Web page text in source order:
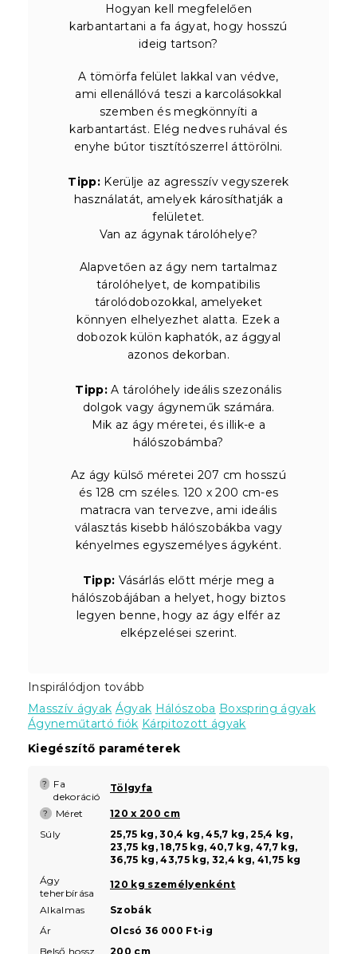
Hogyan kell megfelelően
karbantartani a fa ágyat, hogy hosszú
ideig tartson?
A tömörfa felület lakkal van védve,
ami ellenállóvá teszi a karcolásokkal
szemben és megkönnyíti a
karbantartást. Elég nedves ruhával és
enyhe bútor tisztítószerrel áttörölni.
Tipp: Kerülje az agresszív vegyszerek
használatát, amelyek károsíthatják a
felületet.
Van az ágynak tárolóhelye?
Alapvetően az ágy nem tartalmaz
tárolóhelyet, de kompatibilis
tárolódobozokkal, amelyeket
könnyen elhelyezhet alatta. Ezek a
dobozok külön kaphatók, az ággyal
azonos dekorban.
Tipp: A tárolóhely ideális szezonális
dolgok vagy ágyneműk számára.
Mik az ágy méretei, és illik-e a
hálószobámba?
Az ágy külső méretei 207 cm hosszú
és 128 cm széles. 120 x 200 cm-es
matracra van tervezve, ami ideális
választás kisebb hálószobákba vagy
kényelmes egyszemélyes ágyként.
Tipp: Vásárlás előtt mérje meg a
hálószobájában a helyet, hogy biztos
legyen benne, hogy az ágy elfér az
elképzelései szerint.
Inspirálódjon tovább
Masszív ágyak Ágyak Hálószoba Boxspring ágyak
Ágyneműtartó fiók Kárpitozott ágyak
Kiegészítő paraméterek
?
Fa
dekoráció
Tölgyfa
? Méret
120 x 200 cm
Súly
25,75 kg, 30,4 kg, 45,7 kg, 25,4 kg,
23,75 kg, 18,75 kg, 40,7 kg, 47,7 kg,
36,75 kg, 43,75 kg, 32,4 kg, 41,75 kg
Ágy
teherbírása
120 kg személyenként
Alkalmas
Szobák
Ár
Olcsó 36 000 Ft-ig
Belső hossz
200 cm